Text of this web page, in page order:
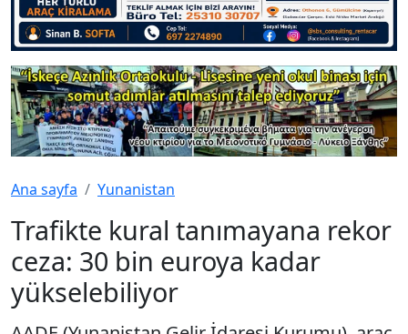
Ana sayfa Yunanistan
Trafikte kural tanımayana rekor
ceza: 30 bin euroya kadar
yükselebiliyor